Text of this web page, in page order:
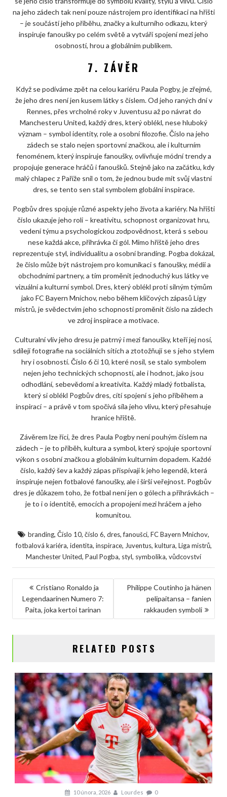
na jeho zádech tak není pouze nástrojem pro identifikaci na hřišti
– je součástí jeho příběhu, značky a kulturního odkazu, který
inspiruje fanoušky po celém světě a vytváří spojení mezi jeho
osobností, hrou a globálním publikem.
7. ZÁVĚR
Když se podíváme zpět na celou kariéru Paula Pogby, je zřejmé,
že jeho dres není jen kusem látky s číslem. Od jeho raných dní v
Rennes, přes vrcholné roky v Juventusu až po návrat do
Manchesteru United, každý dres, který oblékl, nese hluboký
význam – symbol identity, role a osobní filozofie. Číslo na jeho
zádech se stalo nejen sportovní značkou, ale i kulturním
fenoménem, který inspiruje fanoušky, ovlivňuje módní trendy a
propojuje generace hráčů i fanoušků. Stejně jako na začátku, kdy
malý chlapec z Paříže snil o tom, že jednou bude mít svůj vlastní
dres, se tento sen stal symbolem globální inspirace.
Pogbův dres spojuje různé aspekty jeho života a kariéry. Na hřišti
číslo ukazuje jeho roli – kreativitu, schopnost organizovat hru,
vedení týmu a psychologickou zodpovědnost, která s sebou
nese každá akce, přihrávka či gól. Mimo hřiště jeho dres
reprezentuje styl, individualitu a osobní branding. Pogba dokázal,
že číslo může být nástrojem pro komunikaci s fanoušky, médií a
obchodními partnery, a tím proměnit jednoduchý kus látky ve
vizuální a kulturní symbol. Dres, který oblékl proti silným týmům
jako FC Bayern Mnichov, nebo během klíčových zápasů Ligy
mistrů, je svědectvím jeho schopnosti proměnit číslo na zádech
ve zdroj inspirace a motivace.
Culturalní vliv jeho dresu je patrný i mezi fanoušky, kteří jej nosí,
sdílejí fotografie na sociálních sítích a ztotožňují se s jeho stylem
hry i osobností. Číslo 6 či 10, které nosil, se stalo symbolem
nejen jeho technických schopností, ale i hodnot, jako jsou
odhodlání, sebevědomí a kreativita. Každý mladý fotbalista,
který si oblékl Pogbův dres, cítí spojení s jeho příběhem a
inspirací – a právě v tom spočívá síla jeho vlivu, který přesahuje
hranice hřiště.
Závěrem lze říci, že dres Paula Pogby není pouhým číslem na
zádech – je to příběh, kultura a symbol, který spojuje sportovní
výkon s osobní značkou a globálním kulturním dopadem. Každé
číslo, každý šev a každý zápas přispívají k jeho legendě, která
inspiruje nejen fotbalové fanoušky, ale i širší veřejnost. Pogbův
dres je důkazem toho, že fotbal není jen o gólech a přihrávkách –
je to i o identitě, emocích a propojení mezi hráčem a jeho
komunitou.
branding, Číslo 10, číslo 6, dres,fanoušci, FC Bayern Mnichov,
fotbalová kariéra, identita, inspirace, Juventus, kultura, Liga mistrů,
Manchester United, Paul Pogba, styl, symbolika, vůdcovství
NAVIGACE
PRO
PŘÍSPĚVEK
Cristiano Ronaldo ja
Legendaarinen Numero 7:
Paita, joka kertoi tarinan
Philippe Coutinho ja hänen
pelipaitansa – fanien
rakkauden symboli
RELATED POSTS
10 února, 2026 Lourdes 0